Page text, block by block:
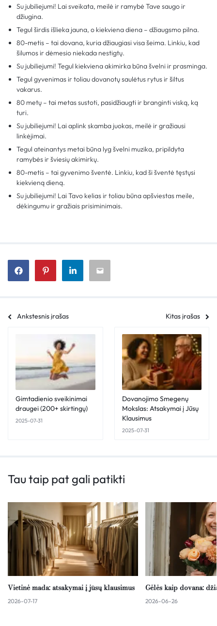
Su jubiliejumi! Lai sveikata, meilė ir ramybė Tave saugo ir
džiugina.
Tegul širdis išlieka jauna, o kiekviena diena – džiaugsmo pilna.
80-metis – tai dovana, kuria džiaugiasi visa šeima. Linkiu, kad
šilumos ir dėmesio niekada nestigtų.
Su jubiliejumi! Tegul kiekviena akimirka būna švelni ir prasminga.
Tegul gyvenimas ir toliau dovanotų saulėtus rytus ir šiltus
vakarus.
80 metų – tai metas sustoti, pasidžiaugti ir branginti viską, ką
turi.
Su jubiliejumi! Lai aplink skamba juokas, meilė ir gražiausi
linkėjimai.
Tegul ateinantys metai būna lyg švelni muzika, pripildyta
ramybės ir šviesių akimirkų.
80-metis – tai gyvenimo šventė. Linkiu, kad ši šventė tęstųsi
kiekvieną dieną.
Su jubiliejumi! Lai Tavo kelias ir toliau būna apšviestas meile,
dėkingumu ir gražiais prisiminimais.
Ankstesnis įrašas Kitas įrašas
Gimtadienio sveikinimai
draugei (200+ skirtingų)
2025-07-31
Dovanojimo Smegenų
Mokslas: Atsakymai į Jūsų
Klausimus
2025-07-31
Tau taip pat gali patikti
Vietinė mada: atsakymai į jūsų klausimus
2026-07-17
Gėlės kaip dovana:
2026-06-26